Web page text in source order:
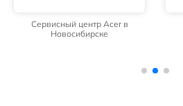
Сервисный центр Acer в
Новосибирске